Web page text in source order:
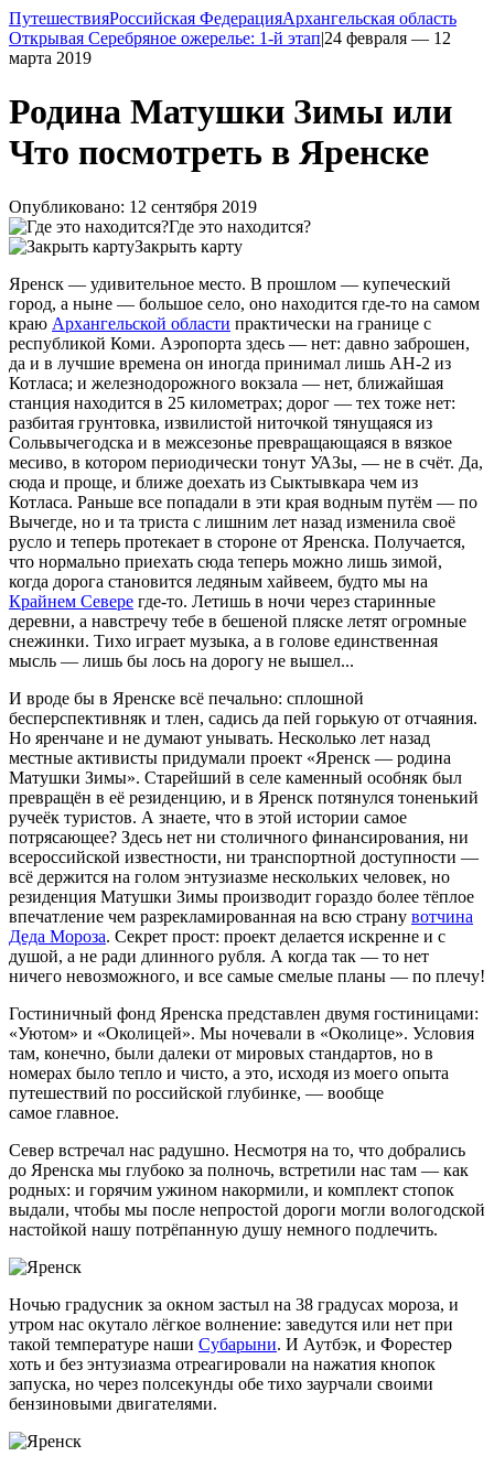
ПутешествияРоссийская ФедерацияАрхангельская область
Открывая Серебряное ожерелье: 1-й этап|24 февраля — 12
марта 2019
Родина Матушки Зимы или
Что посмотреть в Яренске
Опубликовано: 12 сентября 2019
Где это находится?
Закрыть карту
Яренск — удивительное место. В прошлом — купеческий
город, а ныне — большое село, оно находится где-то на самом
краю Архангельской области практически на границе с
республикой Коми. Аэропорта здесь — нет: давно заброшен,
да и в лучшие времена он иногда принимал лишь АН-2 из
Котласа; и железнодорожного вокзала — нет, ближайшая
станция находится в 25 километрах; дорог — тех тоже нет:
разбитая грунтовка, извилистой ниточкой тянущаяся из
Сольвычегодска и в межсезонье превращающаяся в вязкое
месиво, в котором периодически тонут УАЗы, — не в счёт. Да,
сюда и проще, и ближе доехать из Сыктывкара чем из
Котласа. Раньше все попадали в эти края водным путём — по
Вычегде, но и та триста с лишним лет назад изменила своё
русло и теперь протекает в стороне от Яренска. Получается,
что нормально приехать сюда теперь можно лишь зимой,
когда дорога становится ледяным хайвеем, будто мы на
Крайнем Севере где-то. Летишь в ночи через старинные
деревни, а навстречу тебе в бешеной пляске летят огромные
снежинки. Тихо играет музыка, а в голове единственная
мысль — лишь бы лось на дорогу не вышел...
И вроде бы в Яренске всё печально: сплошной
бесперспективняк и тлен, садись да пей горькую от отчаяния.
Но яренчане и не думают унывать. Несколько лет назад
местные активисты придумали проект «Яренск — родина
Матушки Зимы». Старейший в селе каменный особняк был
превращён в её резиденцию, и в Яренск потянулся тоненький
ручеёк туристов. А знаете, что в этой истории самое
потрясающее? Здесь нет ни столичного финансирования, ни
всероссийской известности, ни транспортной доступности —
всё держится на голом энтузиазме нескольких человек, но
резиденция Матушки Зимы производит гораздо более тёплое
впечатление чем разрекламированная на всю страну вотчина
Деда Мороза. Секрет прост: проект делается искренне и с
душой, а не ради длинного рубля. А когда так — то нет
ничего невозможного, и все самые смелые планы — по плечу!
Гостиничный фонд Яренска представлен двумя гостиницами:
«Уютом» и «Околицей». Мы ночевали в «Околице». Условия
там, конечно, были далеки от мировых стандартов, но в
номерах было тепло и чисто, а это, исходя из моего опыта
путешествий по российской глубинке, — вообще
самое главное.
Север встречал нас радушно. Несмотря на то, что добрались
до Яренска мы глубоко за полночь, встретили нас там — как
родных: и горячим ужином накормили, и комплект стопок
выдали, чтобы мы после непростой дороги могли вологодской
настойкой нашу потрёпанную душу немного подлечить.
Ночью градусник за окном застыл на 38 градусах мороза, и
утром нас окутало лёгкое волнение: заведутся или нет при
такой температуре наши Субарыни. И Аутбэк, и Форестер
хоть и без энтузиазма отреагировали на нажатия кнопок
запуска, но через полсекунды обе тихо заурчали своими
бензиновыми двигателями.